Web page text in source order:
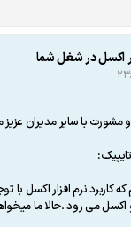
اکسل در شغل شما
مشورت با سایر مدیران
می رود .حالا ما